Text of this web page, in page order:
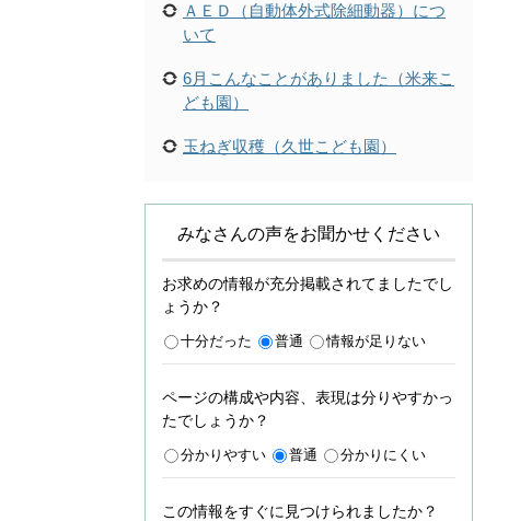
ＡＥＤ（自動体外式除細動器）につ
いて
6月こんなことがありました（米来こ
ども園）
玉ねぎ収穫（久世こども園）
みなさんの声をお聞かせください
お求めの情報が充分掲載されてましたでし
ょうか？
十分だった 普通 情報が足りない
ページの構成や内容、表現は分りやすかっ
たでしょうか？
分かりやすい 普通 分かりにくい
この情報をすぐに見つけられましたか？